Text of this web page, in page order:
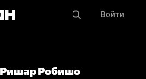
Войти
Ришар Робишо